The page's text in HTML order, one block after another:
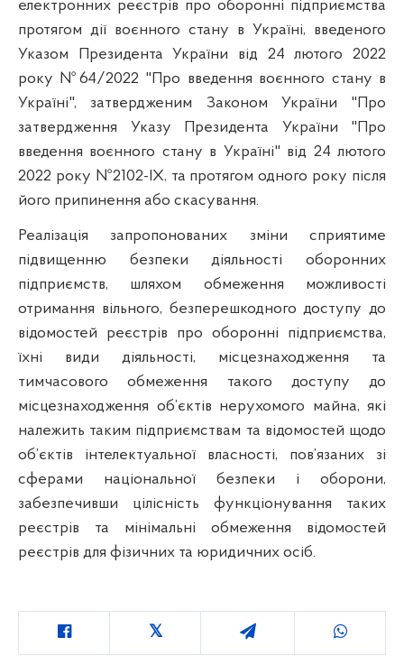
електронних реєстрів про оборонні підприємства
протягом дії воєнного стану в Україні, введеного
Указом Президента України від 24 лютого 2022
року №64/2022 "Про введення воєнного стану в
Україні", затвердженим Законом України "Про
затвердження Указу Президента України "Про
введення воєнного стану в Україні" від 24 лютого
2022 року №2102-IX, та протягом одного року після
його припинення або скасування.
Реалізація запропонованих зміни сприятиме
підвищенню безпеки діяльності оборонних
підприємств, шляхом обмеження можливості
отримання вільного, безперешкодного доступу до
відомостей реєстрів про оборонні підприємства,
їхні види діяльності, місцезнаходження та
тимчасового обмеження такого доступу до
місцезнаходження об’єктів нерухомого майна, які
належить таким підприємствам та відомостей щодо
об’єктів інтелектуальної власності, пов’язаних зі
сферами національної безпеки і оборони,
забезпечивши цілісність функціонування таких
реєстрів та мінімальні обмеження відомостей
реєстрів для фізичних та юридичних осіб.